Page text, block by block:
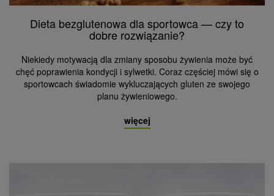
Dieta bezglutenowa dla sportowca — czy to
dobre rozwiązanie?
Niekiedy motywacją dla zmiany sposobu żywienia może być
chęć poprawienia kondycji i sylwetki. Coraz częściej mówi się o
sportowcach świadomie wykluczających gluten ze swojego
planu żywieniowego.
więcej